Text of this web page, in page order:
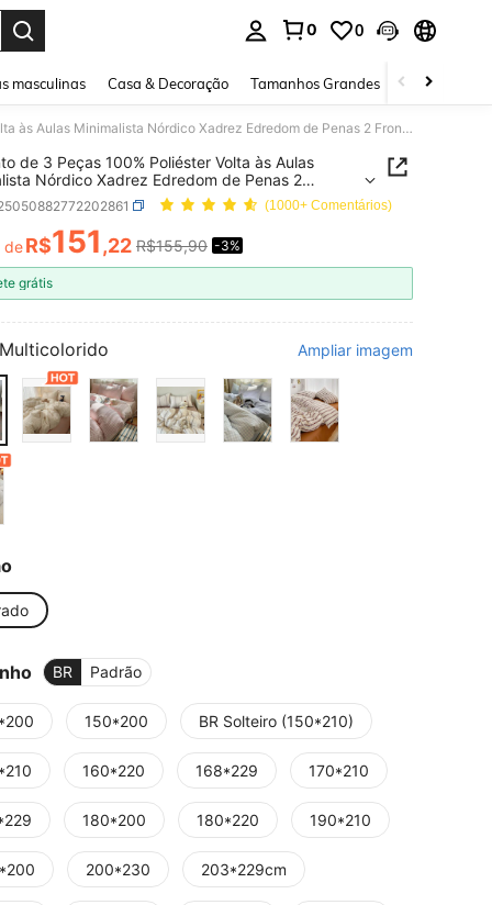
0 0
masculinas Casa & Decoração Tamanhos Grandes Joias e
Conjunto de 3 Peças 100% Poliéster Volta às Aulas Minimalista Nórdico Xadrez Edredom de Penas 2 Fronhas + 1 Capa de Edredom Combinação (Sem Lençol)
de 3 Peças 100% Poliéster Volta às Aulas
Nórdico Xadrez Edredom de Penas 2
+ 1 Capa de Edredom Combinação (Sem(1000+ Comentários)
AND AVAILABILITY
deR$151,22 R$155,90 -3%
grátis
Multicolorido Ampliar imagem
BR Padrão
150*200 BR Solteiro (150*210)
160*220 168*229 170*210
180*200 180*220 190*210
200*230 203*229cm